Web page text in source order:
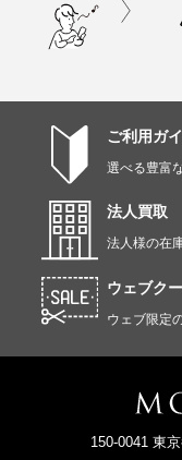
ご利用ガ
選べる豊富
法人買取
法人様の在
ウェブク
ウェブ限定
150-0041 東